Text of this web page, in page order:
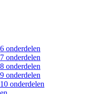
onderdelen
onderdelen
onderdelen
onderdelen
onderdelen